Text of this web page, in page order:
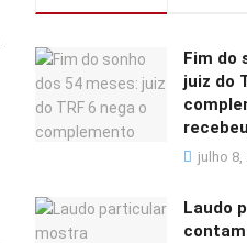
Fim do
juiz do
julho 8,
Laudo